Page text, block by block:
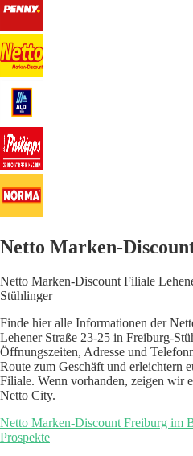
Netto Marken-
Netto Marken-Discount Filiale
Stühlinger
Finde hier alle Informationen der
Lehener Straße 23-25 in Freiburg-
Öffnungszeiten, Adresse und
Route zum Geschäft und erleichtern
Filiale. Wenn vorhanden, zeigen wir
Netto City.
Netto Marken-Discount Freiburg im
Prospekte